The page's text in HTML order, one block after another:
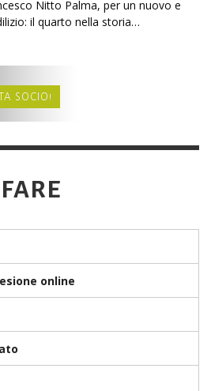
Nitto Palma, per un nuovo e
il quarto nella storia…
SOCIO!
online